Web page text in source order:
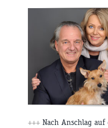
+++ Nach Anschlag auf